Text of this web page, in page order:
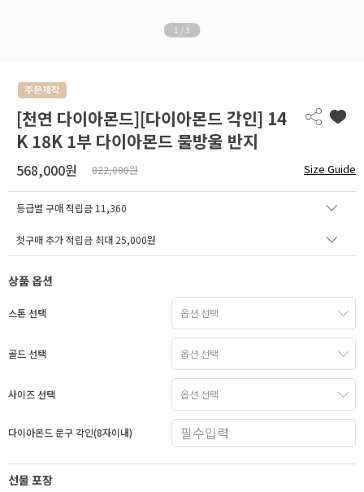
1 / 3
[천연 다이아몬드][다이아몬드 각인] 14
K 18K 1부 다이아몬드 물방울 반지
568,000원 822,000원 Size Guide
등급별 구매 적립금 11,360
첫구매 추가 적립금 최대 25,000원
상품 옵션
스톤 선택
골드 선택
사이즈 선택
다이아몬드 문구 각인(8자이내)
선물 포장